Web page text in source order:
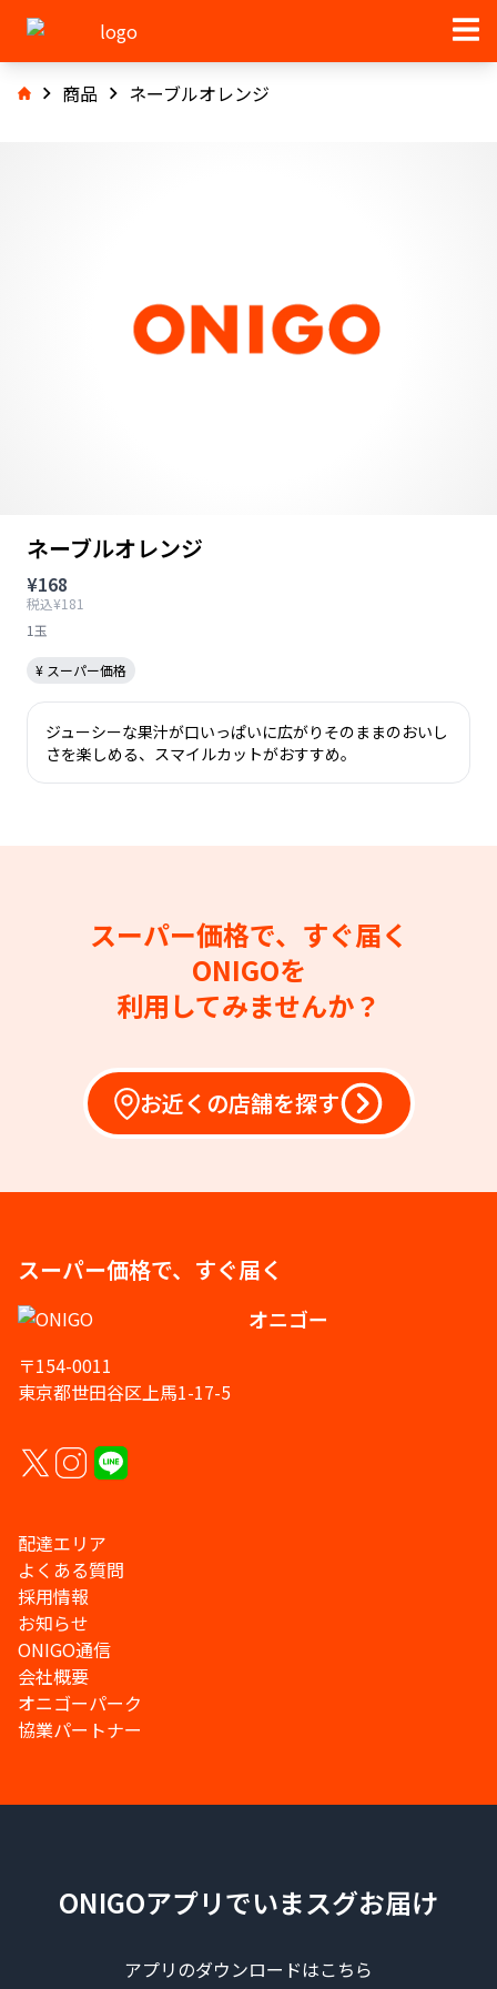
商品 ネーブルオレンジ
ネーブルオレンジ
¥168
税込¥181
1玉
¥ スーパー価格
ジューシーな果汁が口いっぱいに広がりそのままのおいし
さを楽しめる、スマイルカットがおすすめ。
スーパー価格で、すぐ届く
ONIGOを
利用してみませんか？
お近くの店舗を探す
スーパー価格で、すぐ届く
オニゴー
〒154-0011
東京都世田谷区上馬1-17-5
配達エリア
よくある質問
採用情報
お知らせ
ONIGO通信
会社概要
オニゴーパーク
協業パートナー
ONIGOアプリでいまスグお届け
アプリのダウンロードはこちら